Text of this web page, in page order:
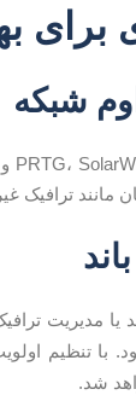
مانند
یا مدیریت
شد.